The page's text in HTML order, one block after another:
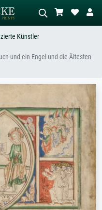
KI-Bildersuche
Künstler
und ein Engel und die Ältesten